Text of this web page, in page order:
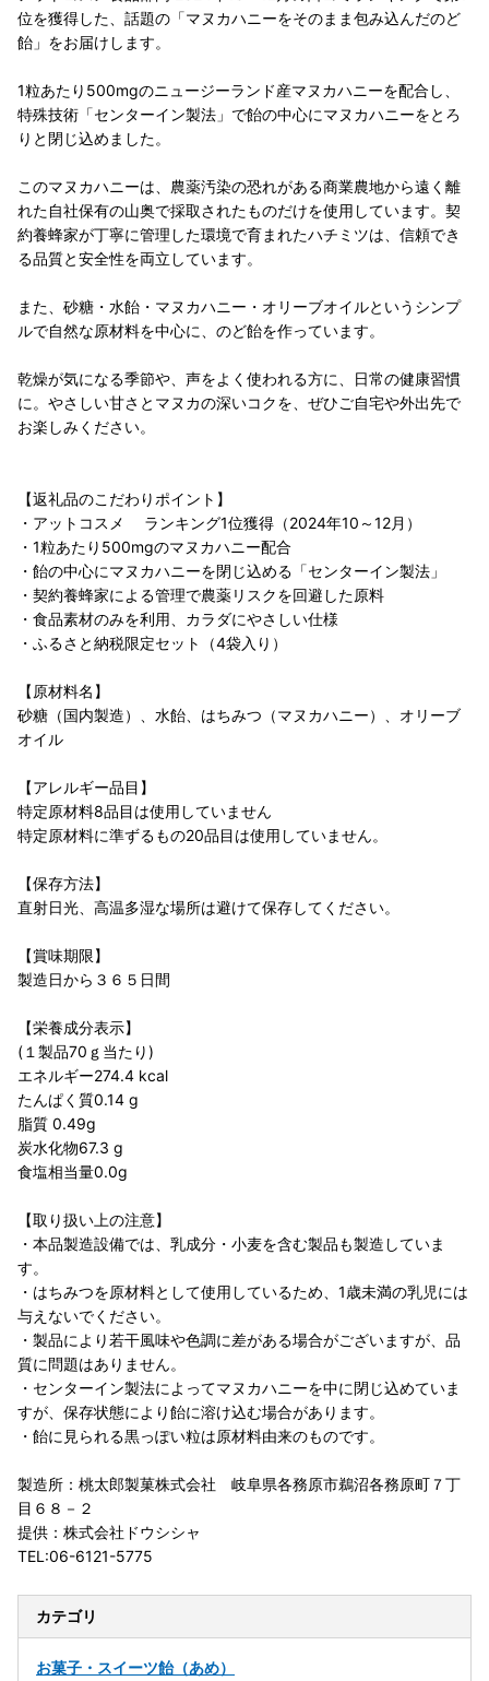
位を獲得した、話題の「マヌカハニーをそのまま包み込んだのど
飴」をお届けします。
1粒あたり500mgのニュージーランド産マヌカハニーを配合し、
特殊技術「センターイン製法」で飴の中心にマヌカハニーをとろ
りと閉じ込めました。
このマヌカハニーは、農薬汚染の恐れがある商業農地から遠く離
れた自社保有の山奥で採取されたものだけを使用しています。契
約養蜂家が丁寧に管理した環境で育まれたハチミツは、信頼でき
る品質と安全性を両立しています。
また、砂糖・水飴・マヌカハニー・オリーブオイルというシンプ
ルで自然な原材料を中心に、のど飴を作っています。
乾燥が気になる季節や、声をよく使われる方に、日常の健康習慣
に。やさしい甘さとマヌカの深いコクを、ぜひご自宅や外出先で
お楽しみください。
【返礼品のこだわりポイント】
・アットコスメ ランキング1位獲得（2024年10～12月）
・1粒あたり500mgのマヌカハニー配合
・飴の中心にマヌカハニーを閉じ込める「センターイン製法」
・契約養蜂家による管理で農薬リスクを回避した原料
・食品素材のみを利用、カラダにやさしい仕様
・ふるさと納税限定セット（4袋入り）
【原材料名】
砂糖（国内製造）、水飴、はちみつ（マヌカハニー）、オリーブ
オイル
【アレルギー品目】
特定原材料8品目は使用していません
特定原材料に準ずるもの20品目は使用していません。
【保存方法】
直射日光、高温多湿な場所は避けて保存してください。
【賞味期限】
製造日から３６５日間
【栄養成分表示】
(１製品70ｇ当たり)
エネルギー274.4 kcal
たんぱく質0.14 g
脂質 0.49g
炭水化物67.3 g
食塩相当量0.0g
【取り扱い上の注意】
・本品製造設備では、乳成分・小麦を含む製品も製造していま
す。
・はちみつを原材料として使用しているため、1歳未満の乳児には
与えないでください。
・製品により若干風味や色調に差がある場合がございますが、品
質に問題はありません。
・センターイン製法によってマヌカハニーを中に閉じ込めていま
すが、保存状態により飴に溶け込む場合があります。
・飴に見られる黒っぽい粒は原材料由来のものです。
製造所：桃太郎製菓株式会社 岐阜県各務原市鵜沼各務原町７丁
目６８－２
提供：株式会社ドウシシャ
TEL:06-6121-5775
カテゴリ
お菓子・スイーツ飴（あめ）